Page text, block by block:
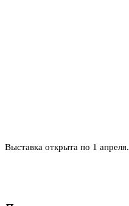
Выставка открыта по 1 апреля.